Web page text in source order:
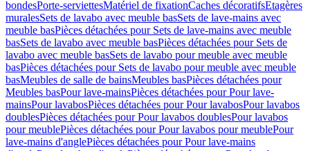
bondesPorte-serviettesMatériel de fixationCaches décoratifsEtagères
muralesSets de lavabo avec meuble basSets de lave-mains avec
meuble basPièces détachées pour Sets de lave-mains avec meuble
basSets de lavabo avec meuble basPièces détachées pour Sets de
lavabo avec meuble basSets de lavabo pour meuble avec meuble
basPièces détachées pour Sets de lavabo pour meuble avec meuble
basMeubles de salle de bainsMeubles basPièces détachées pour
Meubles basPour lave-mainsPièces détachées pour Pour lave-
mainsPour lavabosPièces détachées pour Pour lavabosPour lavabos
doublesPièces détachées pour Pour lavabos doublesPour lavabos
pour meublePièces détachées pour Pour lavabos pour meublePour
lave-mains d'anglePièces détachées pour Pour lave-mains